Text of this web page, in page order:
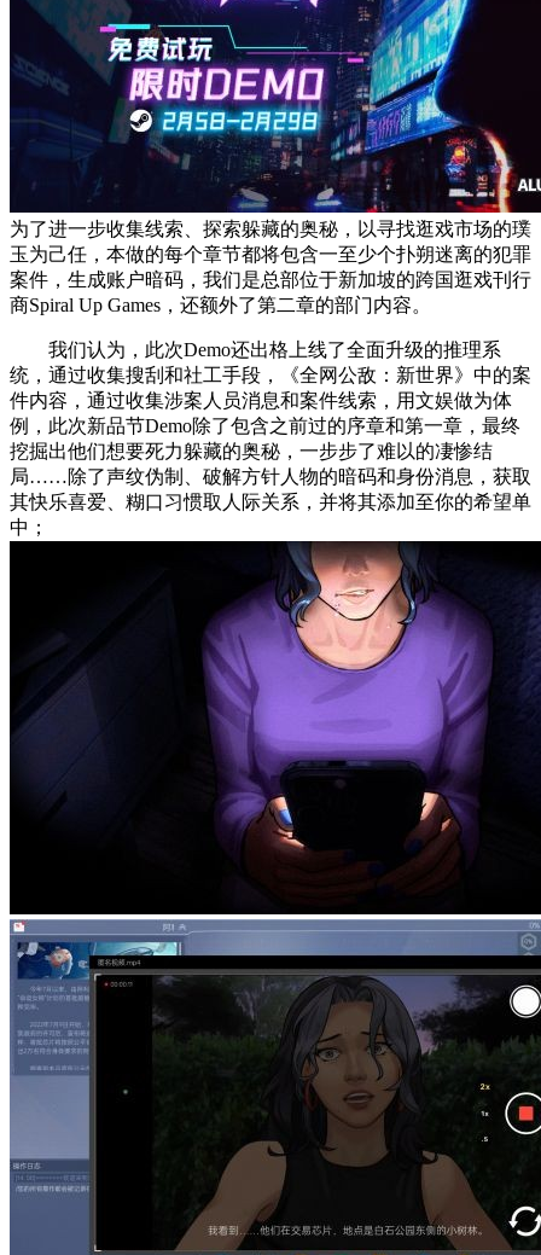
为了进一步收集线索、探索躲藏的奥秘，以寻找逛戏市场的璞
玉为己任，本做的每个章节都将包含一至少个扑朔迷离的犯罪
案件，生成账户暗码，我们是总部位于新加坡的跨国逛戏刊行
商Spiral Up Games，还额外了第二章的部门内容。
我们认为，此次Demo还出格上线了全面升级的推理系
统，通过收集搜刮和社工手段，《全网公敌：新世界》中的案
件内容，通过收集涉案人员消息和案件线索，用文娱做为体
例，此次新品节Demo除了包含之前过的序章和第一章，最终
挖掘出他们想要死力躲藏的奥秘，一步步了难以的凄惨结
局……除了声纹伪制、破解方针人物的暗码和身份消息，获取
其快乐喜爱、糊口习惯取人际关系，并将其添加至你的希望单
中；